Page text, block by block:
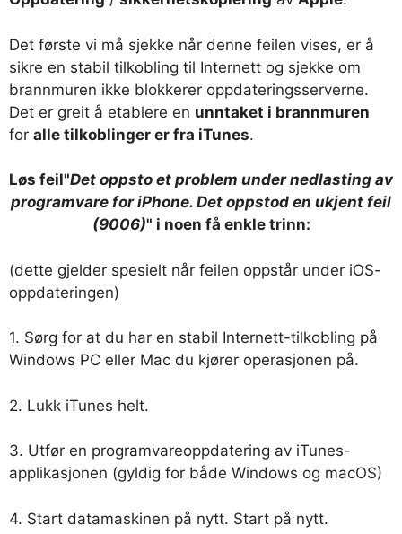
Det første vi må sjekke når denne feilen vises, er å
sikre en stabil tilkobling til Internett og sjekke om
brannmuren ikke blokkerer oppdateringsserverne.
Det er greit å etablere en unntaket i brannmuren
for alle tilkoblinger er fra iTunes.
Løs feil"Det oppsto et problem under nedlasting av
programvare for iPhone. Det oppstod en ukjent feil
(9006)" i noen få enkle trinn:
(dette gjelder spesielt når feilen oppstår under iOS-
oppdateringen)
1. Sørg for at du har en stabil Internett-tilkobling på
Windows PC eller Mac du kjører operasjonen på.
2. Lukk iTunes helt.
3. Utfør en programvareoppdatering av iTunes-
applikasjonen (gyldig for både Windows og macOS)
4. Start datamaskinen på nytt. Start på nytt.